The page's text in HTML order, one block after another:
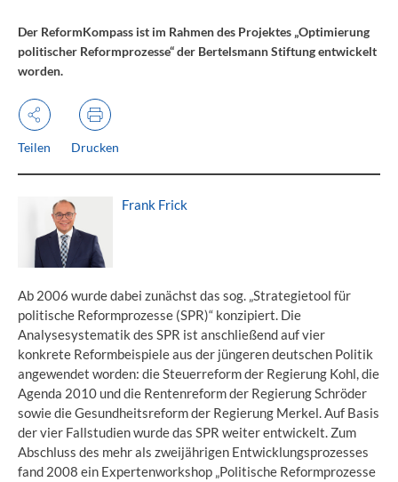
Der ReformKompass ist im Rahmen des Projektes „Optimierung
politischer Reformprozesse“ der Bertelsmann Stiftung entwickelt
worden.
Teilen Drucken
Frank Frick
Ab 2006 wurde dabei zunächst das sog. „Strategietool für
politische Reformprozesse (SPR)“ konzipiert. Die
Analysesystematik des SPR ist anschließend auf vier
konkrete Reformbeispiele aus der jüngeren deutschen Politik
angewendet worden: die Steuerreform der Regierung Kohl, die
Agenda 2010 und die Rentenreform der Regierung Schröder
sowie die Gesundheitsreform der Regierung Merkel. Auf Basis
der vier Fallstudien wurde das SPR weiter entwickelt. Zum
Abschluss des mehr als zweijährigen Entwicklungsprozesses
fand 2008 ein Expertenworkshop „Politische Reformprozesse